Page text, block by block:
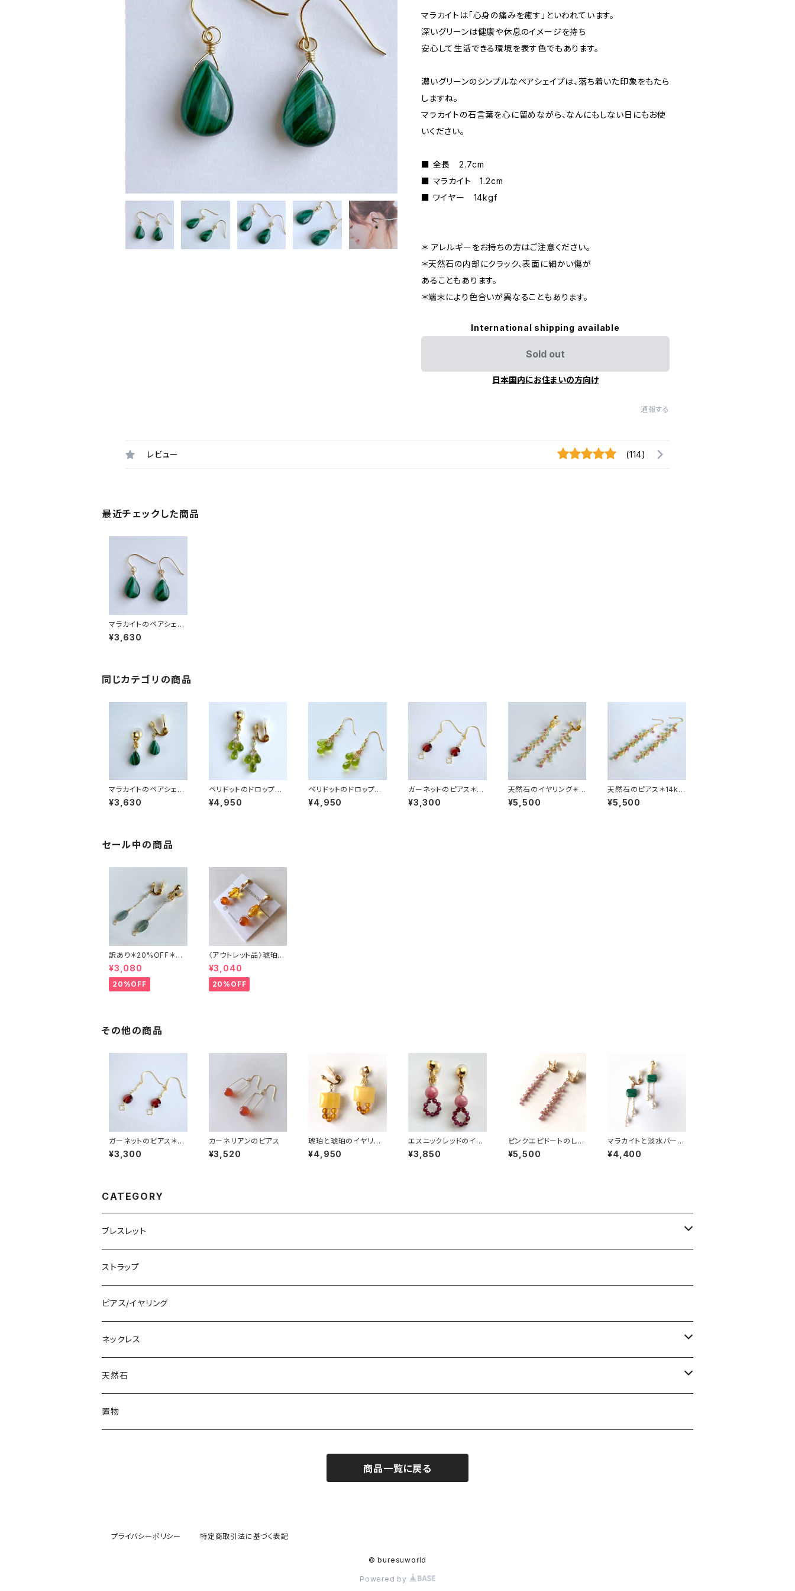
マラカイトは「心身の痛みを 癒す」といわれています。
深いグリーンは健康や休息のイメージを持ち
安心して生活できる環境を表す色でもあります。
濃いグリーンのシンプルなペアシェイプは、落ち着いた印象をもたら
しますね。
マラカイトの石言葉を心に留めながら、なんにもしない日にもお使
いください。
■ 全長 2.7cm
■ マラカイト 1.2cm
■ ワイヤー 14kgf
＊ アレルギーをお持ちの方はご注意ください。
＊天然石の内部にクラック、表面に細かい傷が
あることもあります。
＊端末により色合いが異なることもあります。
International shipping available
Sold out
日本国内にお住まいの方向け
通報する
レビュー (114)
最近チェックした商品
マラカイトのペアシェイ
プピアス＊14kgf
¥3,630
同じカテゴリの商品
マラカイトのペアシェイ
プイヤリング＊痛くなり
にくいイヤリング
¥3,630
ペリドットのドロップカ
ット３粒イヤリング＊痛く
なりにくいイヤリング
¥4,950
ペリドットのドロップカ
ット３粒ピアス＊14kgf
¥4,950
ガーネットのピアス＊14
kgf
¥3,300
天然石のイヤリング✳︎
痛くなりにくいイヤリン
グ
¥5,500
天然石のピアス＊14kg
f
¥5,500
セール中の商品
訳あり＊20%OFF＊カ
イヤナイトとアクアマリ
ンのイヤリング
¥3,080
20%OFF
〈アウトレット品〉琥珀と
カーネリアンのイヤリン
グ
¥3,040
20%OFF
その他の商品
ガーネットのピアス＊14
kgf
¥3,300
カーネリアンのピアス
¥3,520
琥珀と琥珀のイヤリン
グ＊痛くなりにくいイヤ
リング
¥4,950
エスニックレッドのイヤ
リング＊痛くなりにくい
イヤリング
¥3,850
ピンクエピドートのしだ
れ桜イヤリング＊痛くな
りにくいイヤリング
¥5,500
マラカイトと淡水パール
のイヤリング＊痛くなり
にくいイヤリング
¥4,400
CATEGORY
ブレスレット
ワイヤークラフト
ストラップ
ピアス/イヤリング
ネックレス
ロングネックレス
ペンダント
天然石
原石
置物
商品一覧に戻る
プライバシーポリシー 特定商取引法に基づく表記
© buresuworld
Powered by